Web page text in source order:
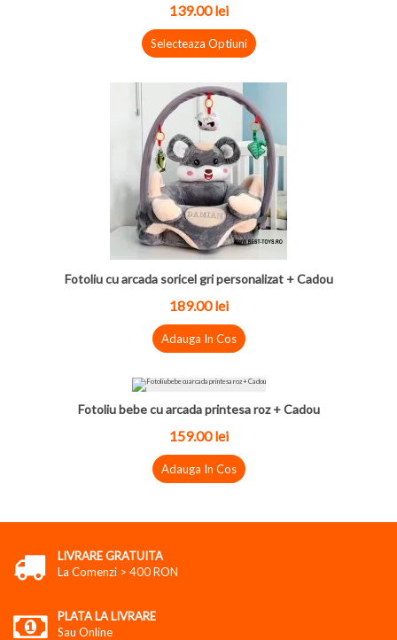
139.00 lei
Selecteaza Optiuni
Fotoliu cu arcada soricel gri personalizat + Cadou
189.00 lei
Adauga In Cos
Fotoliu bebe cu arcada printesa roz + Cadou
159.00 lei
Adauga In Cos
LIVRARE GRATUITA
La Comenzi > 400 RON
PLATA LA LIVRARE
Sau Online